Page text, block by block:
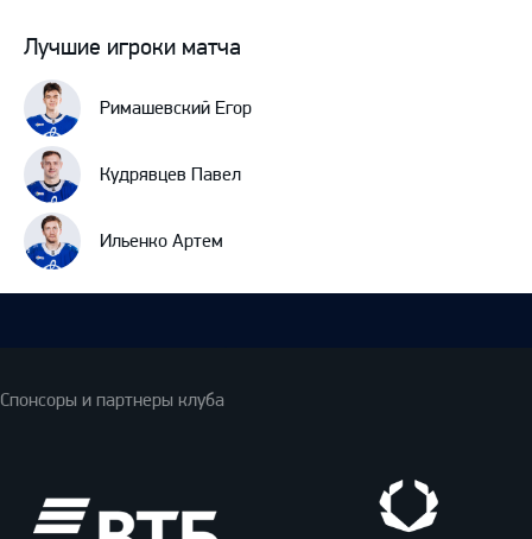
Лучшие игроки матча
Римашевский Егор
Кудрявцев Павел
Ильенко Артем
Спонсоры и партнеры клуба